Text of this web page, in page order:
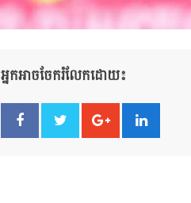
អ្នកអាចចែករំលែកដោយ៖